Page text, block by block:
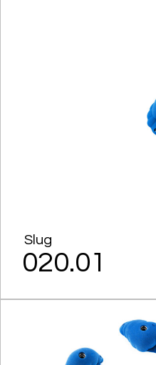
Slug
020.01